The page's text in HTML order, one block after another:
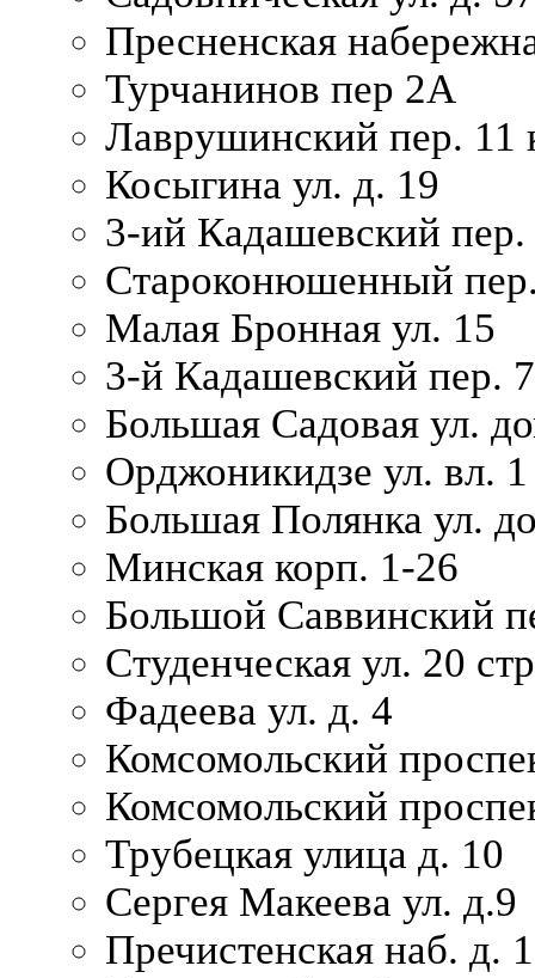
Пресненская
Турчанинов пер 2А
Лаврушинский пер. 11
Косыгина ул. д. 19
3-ий Кадашевский пер.
Староконюшенный
Малая Бронная ул. 15
3-й Кадашевский пер.
Большая Садовая ул.
Орджоникидзе ул. вл. 1
Большая Полянка ул.
Минская корп. 1-26
Большой Саввинский
Студенческая ул. 20
Фадеева ул. д. 4
Комсомольский
Комсомольский
Трубецкая улица д. 10
Сергея Макеева ул. д.9
Пречистенская наб. д.